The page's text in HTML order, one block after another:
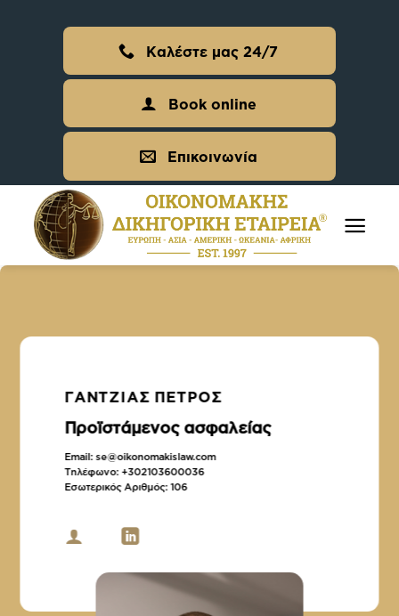
Καλέστε μας 24/7
Book online
Επικοινωνία
ΓΑΝΤΖΊΑΣ ΠΈΤΡΟΣ
Προϊστάμενος ασφαλείας
Email:se@oikonomakislaw.com
Τηλέφωνο:+302103600036
Εσωτερικός Αριθμός:106